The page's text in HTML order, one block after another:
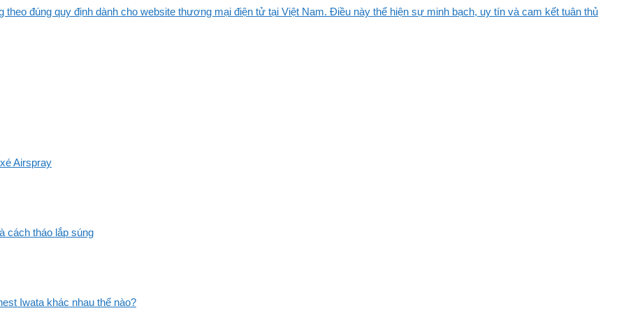
đúng quy định dành cho website thương mại điện tử tại Việt Nam. Điều này thể hiện sự minh bạch, uy tín và cam kết tuân thủ
Airspray
cách tháo lắp súng
Iwata khác nhau thế nào?